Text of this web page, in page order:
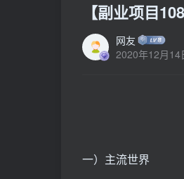
【副业项目
网友
2020年12月14
一）主流世界